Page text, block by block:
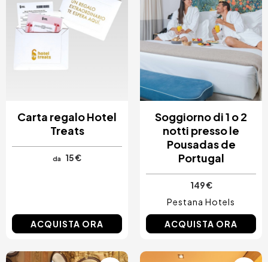
Carta regalo Hotel
Treats
da 15 €
ACQUISTA ORA
Soggiorno di 1 o 2
notti presso le
Pousadas de
Portugal
149 €
Pestana Hotels
ACQUISTA ORA